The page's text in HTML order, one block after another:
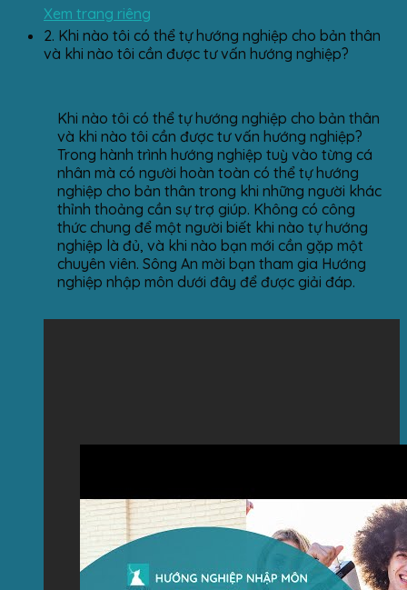
Xem trang riêng
2. Khi nào tôi có thể tự hướng nghiệp cho bản thân
và khi nào tôi cần được tư vấn hướng nghiệp?
Khi nào tôi có thể tự hướng nghiệp cho bản thân
và khi nào tôi cần được tư vấn hướng nghiệp?
Trong hành trình hướng nghiệp tuỳ vào từng cá
nhân mà có người hoàn toàn có thể tự hướng
nghiệp cho bản thân trong khi những người khác
thỉnh thoảng cần sự trợ giúp. Không có công
thức chung để một người biết khi nào tự hướng
nghiệp là đủ, và khi nào bạn mới cần gặp một
chuyên viên. Sông An mời bạn tham gia Hướng
nghiệp nhập môn dưới đây để được giải đáp.